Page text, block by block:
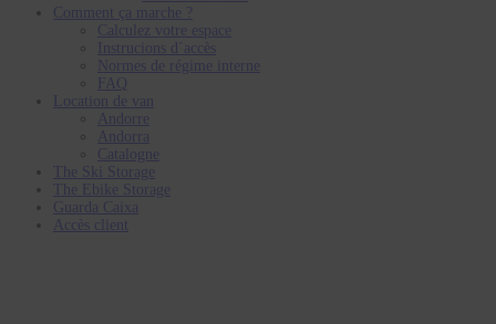
Comment ça marche ?
Calculez votre espace
Instrucions d´accès
Normes de régime interne
FAQ
Location de van
Andorre
Andorra
Catalogne
The Ski Storage
The Ebike Storage
Guarda Caixa
Accès client